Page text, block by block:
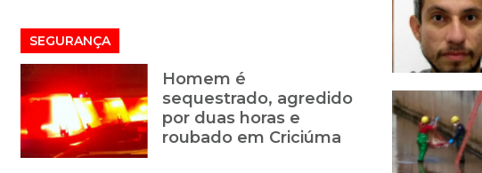
SEGURANÇA
Homem é
sequestrado, agredido
por duas horas e
roubado em Criciúma